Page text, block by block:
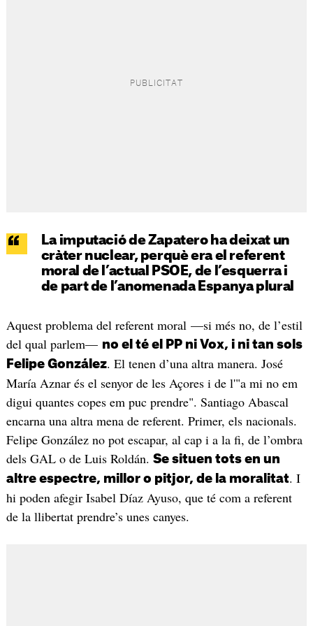
La imputació de Zapatero ha deixat un
cràter nuclear, perquè era el referent
moral de l’actual PSOE, de l’esquerra i
de part de l’anomenada Espanya plural
Aquest problema del referent moral —si més no, de l’estil
del qual parlem— no el té el PP ni Vox, i ni tan sols
Felipe González. El tenen d’una altra manera. José
María Aznar és el senyor de les Açores i de l'"a mi no em
digui quantes copes em puc prendre". Santiago Abascal
encarna una altra mena de referent. Primer, els nacionals.
Felipe González no pot escapar, al cap i a la fi, de l’ombra
dels GAL o de Luis Roldán. Se situen tots en un
altre espectre, millor o pitjor, de la moralitat. I
hi poden afegir Isabel Díaz Ayuso, que té com a referent
de la llibertat prendre’s unes canyes.